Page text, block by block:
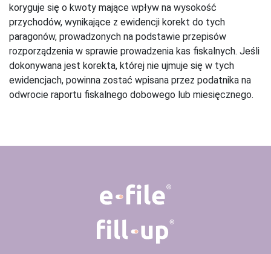
koryguje się o kwoty mające wpływ na wysokość
przychodów, wynikające z ewidencji korekt do tych
paragonów, prowadzonych na podstawie przepisów
rozporządzenia w sprawie prowadzenia kas fiskalnych. Jeśli
dokonywana jest korekta, której nie ujmuje się w tych
ewidencjach, powinna zostać wpisana przez podatnika na
odwrocie raportu fiskalnego dobowego lub miesięcznego.